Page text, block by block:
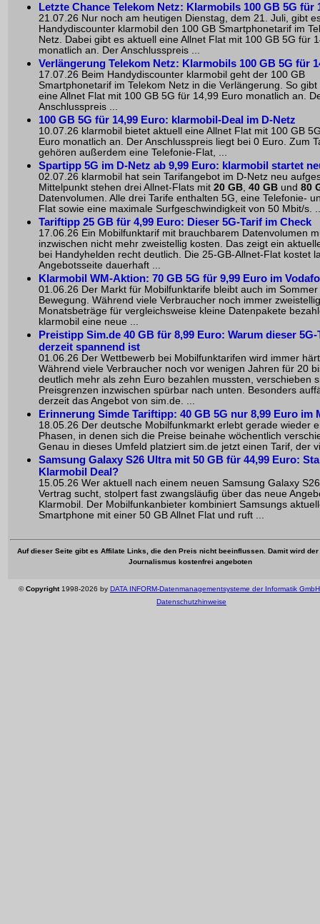
Letzte Chance Telekom Netz: Klarmobils 100 GB 5G für
21.07.26 Nur noch am heutigen Dienstag, dem 21. Juli, gibt
Handydiscounter klarmobil den 100 GB Smartphonetarif im
Netz. Dabei gibt es aktuell eine Allnet Flat mit 100 GB 5G für
monatlich an. Der Anschlusspreis ...
Verlängerung Telekom Netz: Klarmobils 100 GB 5G für
17.07.26 Beim Handydiscounter klarmobil geht der 100 GB
Smartphonetarif im Telekom Netz in die Verlängerung. So gibt
eine Allnet Flat mit 100 GB 5G für 14,99 Euro monatlich an.
Anschlusspreis ...
100 GB 5G für 14,99 Euro: klarmobil-Deal im D-Netz
10.07.26 klarmobil bietet aktuell eine Allnet Flat mit 100 GB
Euro monatlich an. Der Anschlusspreis liegt bei 0 Euro. Zum
gehören außerdem eine Telefonie-Flat, ...
Spartipp 5G im D-Netz ab 9,99 Euro: klarmobil startet
02.07.26 klarmobil hat sein Tarifangebot im D-Netz neu
Mittelpunkt stehen drei Allnet-Flats mit 20 GB, 40 GB und 80
Datenvolumen. Alle drei Tarife enthalten 5G, eine Telefonie-
Flat sowie eine maximale Surfgeschwindigkeit von 50 Mbit/s.
Tariftipp 25 GB für 4,99 Euro: Dieser 5G-Tarif im Check
17.06.26 Ein Mobilfunktarif mit brauchbarem Datenvolumen
inzwischen nicht mehr zweistellig kosten. Das zeigt ein
bei Handyhelden recht deutlich. Die 25-GB-Allnet-Flat kostet
Angebotsseite dauerhaft ...
Klarmobil WM-Aktion: 70 GB 5G für 9,99 Euro im
01.06.26 Der Markt für Mobilfunktarife bleibt auch im
Bewegung. Während viele Verbraucher noch immer
Monatsbeträge für vergleichsweise kleine Datenpakete
klarmobil eine neue ...
Preistipp Sim.de 40 GB für 8,99 Euro: Warum dieser 5G-
derzeit spannend ist
01.06.26 Der Wettbewerb bei Mobilfunktarifen wird immer
Während viele Verbraucher noch vor wenigen Jahren für 20
deutlich mehr als zehn Euro bezahlen mussten, verschieben
Preisgrenzen inzwischen spürbar nach unten. Besonders
derzeit das Angebot von sim.de. ...
Erinnerung Simde Tariftipp: 40 GB 5G nur 8,99 Euro im
18.05.26 Der deutsche Mobilfunkmarkt erlebt gerade wieder
Phasen, in denen sich die Preise beinahe wöchentlich
Genau in dieses Umfeld platziert sim.de jetzt einen Tarif, der
Samsung Galaxy S26 Ultra mit 50 GB für 44,99 Euro:
Klarmobil Deal?
15.05.26 Wer aktuell nach einem neuen Samsung Galaxy
Vertrag sucht, stolpert fast zwangsläufig über das neue
Klarmobil. Der Mobilfunkanbieter kombiniert Samsungs
Smartphone mit einer 50 GB Allnet Flat und ruft ...
Auf dieser Seite gibt es Affilate Links, die den Preis nicht beeinflussen. Damit wird
Journalismus kostenfrei angeboten
©Copyright1998-2026 by DATA INFORM-Datenmanagementsysteme der Informatik GmbH
Datenschutzhinweise